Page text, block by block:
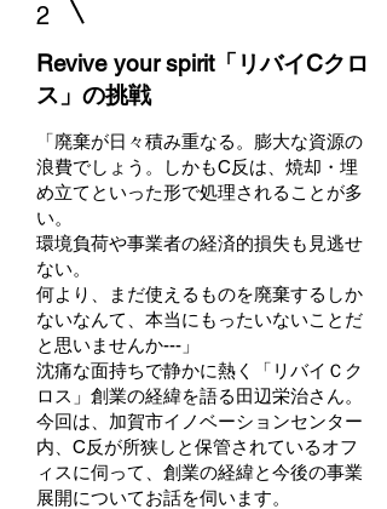
2
Revive your spirit「リバイCクロ
ス」の挑戦
「廃棄が日々積み重なる。膨大な資源の
浪費でしょう。しかもC反は、焼却・埋
め立てといった形で処理されることが多
い。
環境負荷や事業者の経済的損失も見逃せ
ない。
何より、まだ使えるものを廃棄するしか
ないなんて、本当にもったいないことだ
と思いませんか---」
沈痛な面持ちで静かに熱く「リバイＣク
ロス」創業の経緯を語る田辺栄治さん。
今回は、加賀市イノベーションセンター
内、C反が所狭しと保管されているオフ
ィスに伺って、創業の経緯と今後の事業
展開についてお話を伺います。